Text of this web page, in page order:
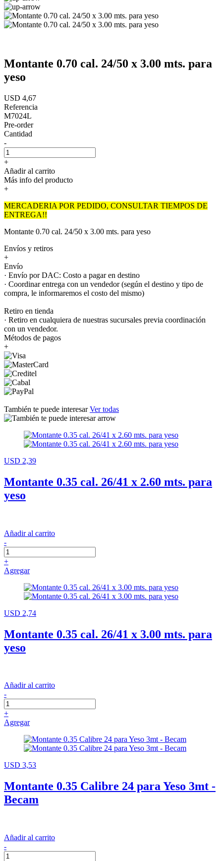
Montante 0.70 cal. 24/50 x 3.00 mts. para
yeso
USD 4,67
Referencia
M7024L
Pre-order
Cantidad
-
+
Añadir al carrito
Más info del producto
+
MERCADERIA POR PEDIDO, CONSULTAR TIEMPOS DE
ENTREGA!!
Montante 0.70 cal. 24/50 x 3.00 mts. para yeso
Envíos y retiros
+
Envío
· Envío por DAC: Costo a pagar en destino
· Coordinar entrega con un vendedor (según el destino y tipo de
compra, le informaremos el costo del mismo)
Retiro en tienda
· Retiro en cualquiera de nuestras sucursales previa coordinación
con un vendedor.
Métodos de pagos
+
También te puede interesarVer todas
USD 2,39
Montante 0.35 cal. 26/41 x 2.60 mts. para
yeso
Añadir al carrito
-
+
Agregar
USD 2,74
Montante 0.35 cal. 26/41 x 3.00 mts. para
yeso
Añadir al carrito
-
+
Agregar
USD 3,53
Montante 0.35 Calibre 24 para Yeso 3mt -
Becam
Añadir al carrito
-